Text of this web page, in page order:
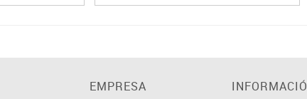
EMPRESA INFORMACIÓ